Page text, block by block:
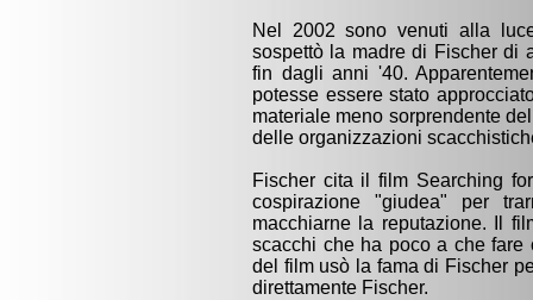
Nel 2002 sono venuti alla
sospettò la madre di Fischer di
fin dagli anni '40.
potesse essere stato
materiale meno sorprendente
delle organizzazioni
Fischer cita il film Searching
cospirazione "giudea" per
macchiarne la reputazione. Il
scacchi che ha poco a che fare
del film usò la fama di Fischer
direttamente Fischer.